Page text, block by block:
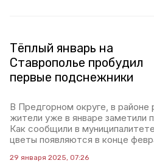
Тёплый январь на
Ставрополье пробудил
первые подснежники
В Предгорном округе, в
жители уже в январе заметили
Как сообщили в
цветы появляются в конце
29 января 2025, 07:26